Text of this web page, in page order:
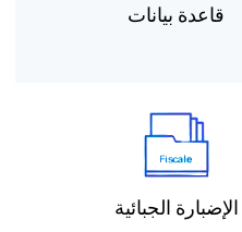
قاعدة بيانات
الإضبارة الجبائية